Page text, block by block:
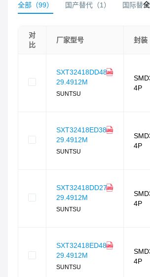
全部 （99） 国产替代 （1 ） 国际替代
对
比
厂家型号 封装
SXT32418DD48-
29.4912M
SUNTSU
4P
SXT32418ED38-
29.4912M
SUNTSU
4P
SXT32418DD27-
29.4912M
SUNTSU
4P
SXT32418ED48-
29.4912M
SUNTSU
4P